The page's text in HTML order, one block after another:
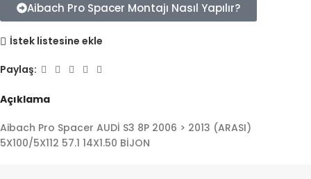
Aibach Pro Spacer Montajı Nasıl Yapılır?
İstek listesine ekle
Paylaş:
Açıklama
Aibach Pro Spacer AUDİ S3 8P 2006 > 2013 (ARASI)
5X100/5X112 57.1 14X1.50 BİJON